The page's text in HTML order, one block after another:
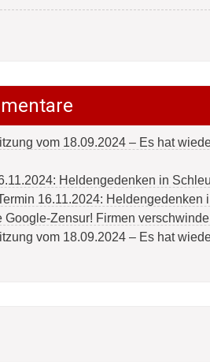
vom 18.09.2024 – Es hat
Heldengedenken in
16.11.2024: Heldengedenken
Google-Zensur! Firmen
vom 18.09.2024 – Es hat